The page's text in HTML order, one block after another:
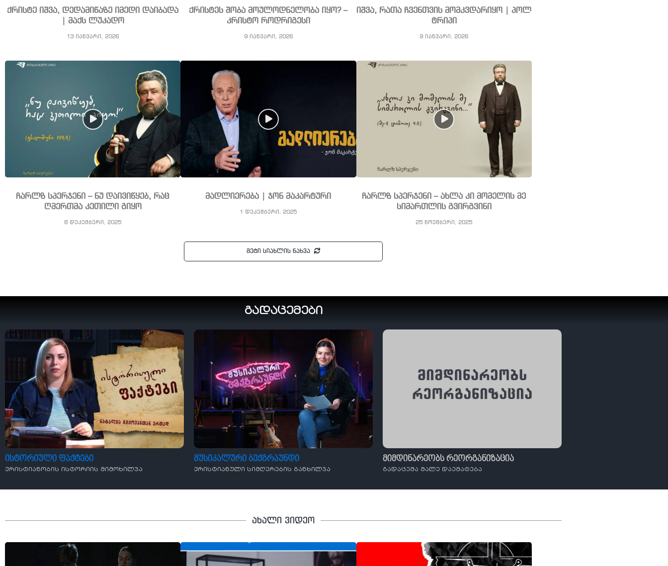
ქრისტე იშვა, დედამიწაზე იმედი დაიბადა
| მაქს ლუკადო
13 იანვარი, 2026
ქრისტეს შობა მოულოდნელობა იყო? –
კრისტო როდრიგესი
9 იანვარი, 2026
იშვა, რათა ჩვენთვის მომკვდარიყო | პოლ
ტრიპი
9 იანვარი, 2026
ჩარლზ სპერჯენი – ნუ დაივიწყებ, რაც
ღმერთმა კეთილი გიყო
8 დეკემბერი, 2025
მადლიერება | ჯონ მაკარტური
1 დეკემბერი, 2025
ჩარლზ სპერჯენი – ახლა კი მომელის მე
სიმართლის გვირგვინი
25 ნოემბერი, 2025
მეტი სიახლის ნახვა
გადაცემები
ისტორიული ფაქტები
ქრისტიანობის ისტორიის მიმოხილვა
მუსიკალური ბექგრაუნდი
ქრისტიანული სიმღერების განხილვა
მიმდინარეობს რეორგანიზაცია
გადაცემა მალე დაემატება
ახალი ვიდეო